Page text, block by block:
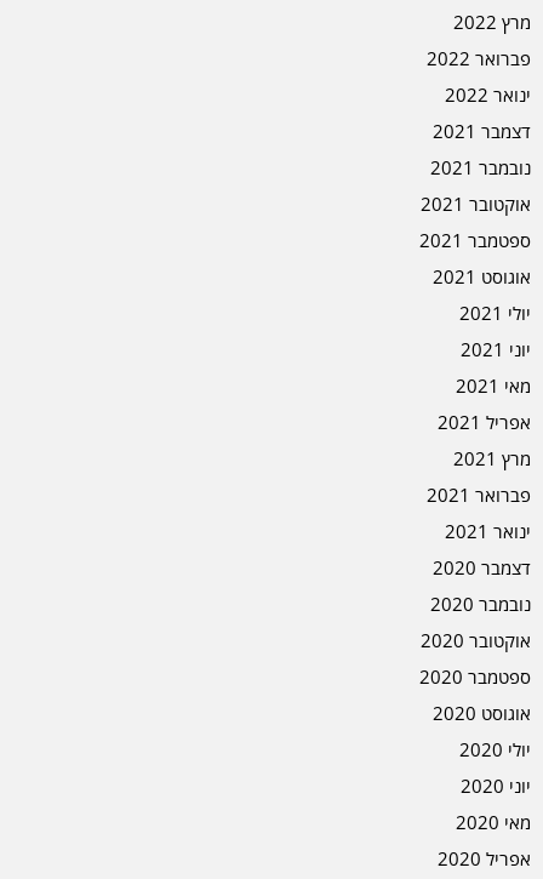
מרץ 2022
פברואר 2022
ינואר 2022
דצמבר 2021
נובמבר 2021
אוקטובר 2021
ספטמבר 2021
אוגוסט 2021
יולי 2021
יוני 2021
מאי 2021
אפריל 2021
מרץ 2021
פברואר 2021
ינואר 2021
דצמבר 2020
נובמבר 2020
אוקטובר 2020
ספטמבר 2020
אוגוסט 2020
יולי 2020
יוני 2020
מאי 2020
אפריל 2020